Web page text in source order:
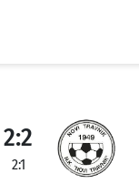
2:2
2:1